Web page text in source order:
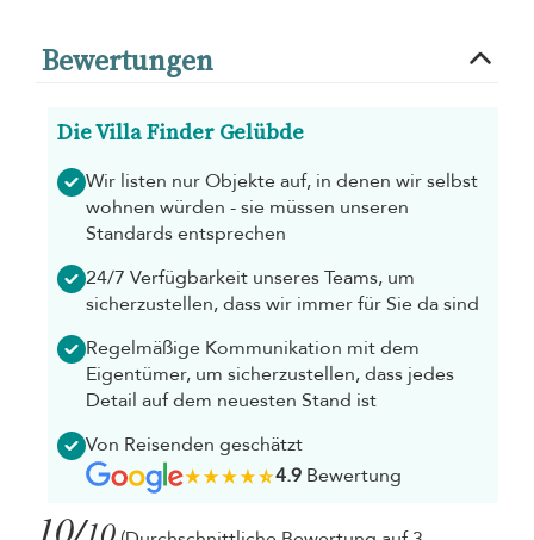
Bewertungen
Die Villa Finder Gelübde
Wir listen nur Objekte auf, in denen wir selbst
wohnen würden - sie müssen unseren
Standards entsprechen
24/7 Verfügbarkeit unseres Teams, um
sicherzustellen, dass wir immer für Sie da sind
Regelmäßige Kommunikation mit dem
Eigentümer, um sicherzustellen, dass jedes
Detail auf dem neuesten Stand ist
Von Reisenden geschätzt
4.9Bewertung